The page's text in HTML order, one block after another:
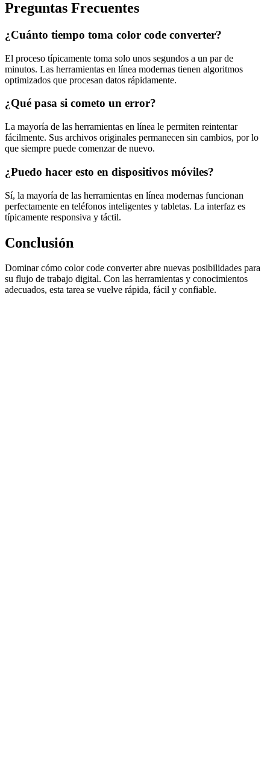
Preguntas Frecuentes
¿Cuánto tiempo toma color code converter?
El proceso típicamente toma solo unos segundos a un par de
minutos. Las herramientas en línea modernas tienen algoritmos
optimizados que procesan datos rápidamente.
¿Qué pasa si cometo un error?
La mayoría de las herramientas en línea le permiten reintentar
fácilmente. Sus archivos originales permanecen sin cambios, por lo
que siempre puede comenzar de nuevo.
¿Puedo hacer esto en dispositivos móviles?
Sí, la mayoría de las herramientas en línea modernas funcionan
perfectamente en teléfonos inteligentes y tabletas. La interfaz es
típicamente responsiva y táctil.
Conclusión
Dominar cómo color code converter abre nuevas posibilidades para
su flujo de trabajo digital. Con las herramientas y conocimientos
adecuados, esta tarea se vuelve rápida, fácil y confiable.